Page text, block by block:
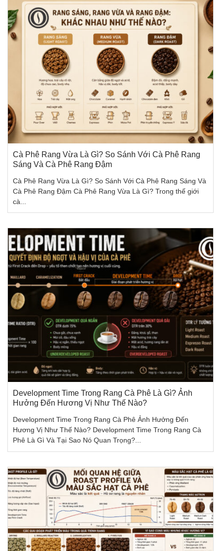
Cà Phê Rang Vừa Là Gì? So Sánh Với Cà Phê Rang
Sáng Và Cà Phê Rang Đậm
Cà Phê Rang Vừa Là Gì? So Sánh Với Cà Phê Rang Sáng Và
Cà Phê Rang Đậm Cà Phê Rang Vừa Là Gì? Trong thế giới
cà...
Development Time Trong Rang Cà Phê Là Gì? Ảnh
Hưởng Đến Hương Vị Như Thế Nào?
Development Time Trong Rang Cà Phê Ảnh Hưởng Đến
Hương Vị Như Thế Nào? Development Time Trong Rang Cà
Phê Là Gì Và Tại Sao Nó Quan Trọng?...